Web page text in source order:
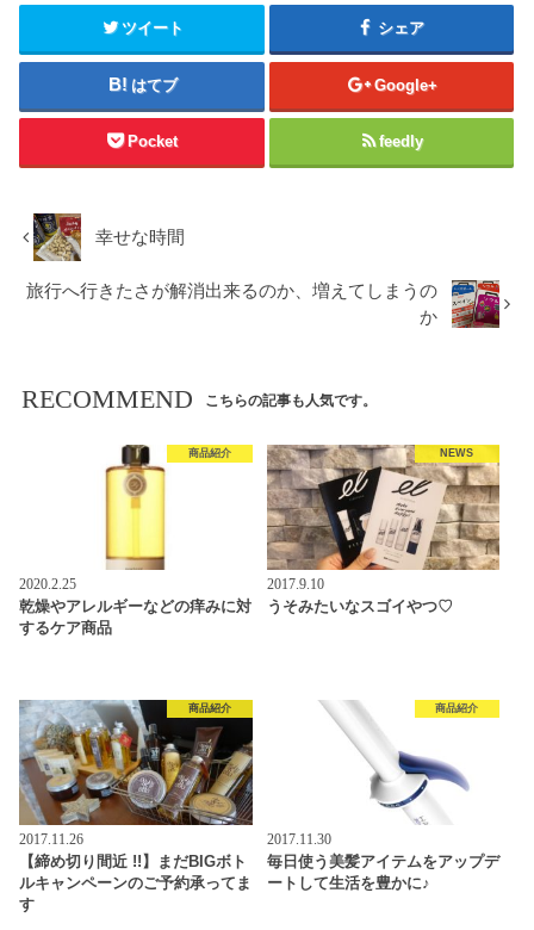
ツイート シェア
はてブ Google+
Pocket feedly
幸せな時間
旅行へ行きたさが解消出来るのか、増えてしまうの
か
RECOMMEND こちらの記事も人気です。
商品紹介
2020.2.25
乾燥やアレルギーなどの痒みに対
するケア商品
NEWS
2017.9.10
うそみたいなスゴイやつ♡
商品紹介
2017.11.26
【締め切り間近 !!】まだBIGボト
ルキャンペーンのご予約承ってま
す
商品紹介
2017.11.30
毎日使う美髪アイテムをアップデ
ートして生活を豊かに♪